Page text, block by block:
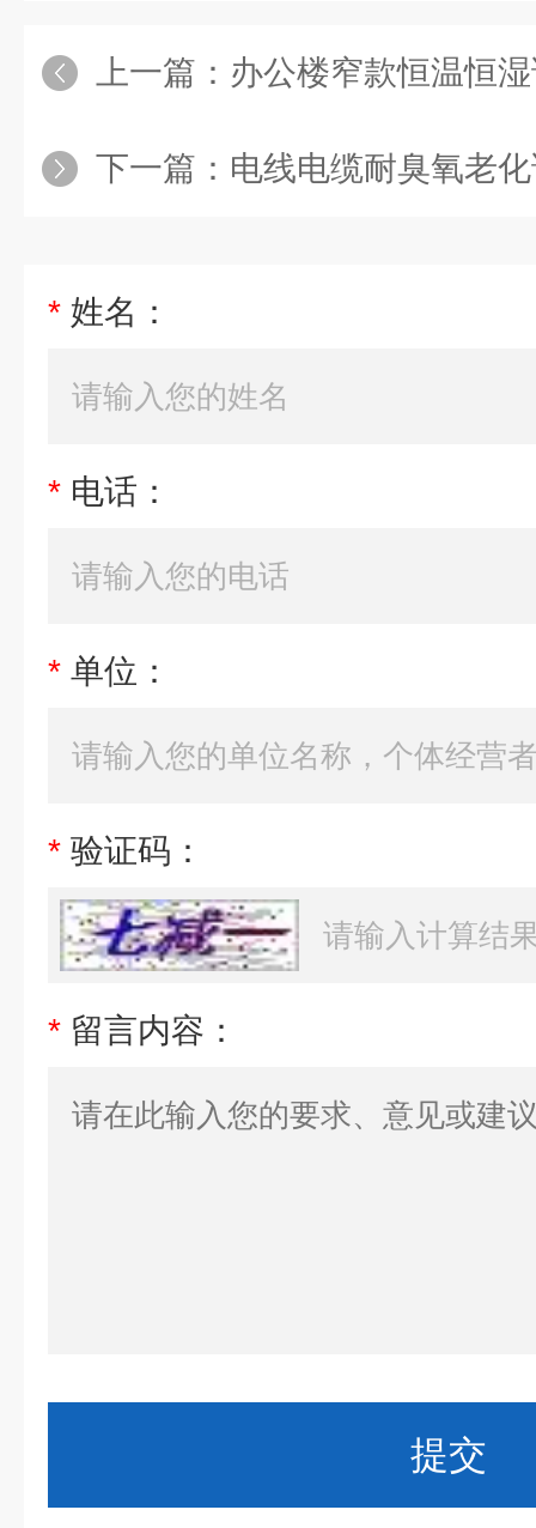
上一篇： 办公楼窄款恒温恒
下一篇： 电线电缆耐臭氧老
* 姓名：
* 电话：
* 单位：
* 验证码：
* 留言内容：